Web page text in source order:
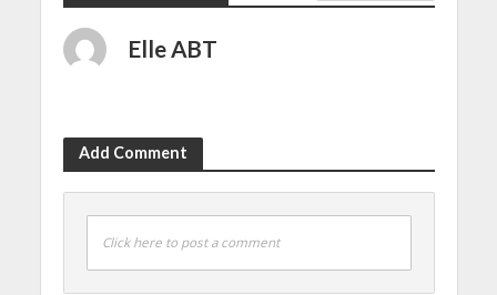
Elle ABT
Add Comment
Click here to post a comment